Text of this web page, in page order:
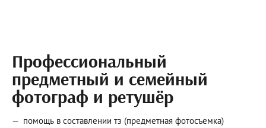
Профессиональный
предметный и семейный
фотограф и ретушёр
помощь в составлении тз (предметная фотосъемка)